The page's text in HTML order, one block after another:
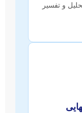
و تفسیر